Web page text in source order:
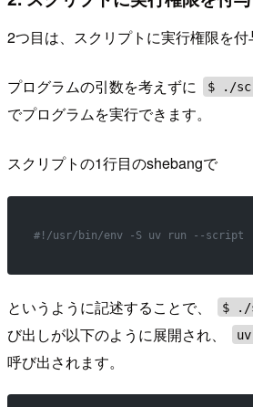
2つ目は、スクリプトに実行権限を付
プログラムの引数を考えずに $ ./
でプログラムを実行できます。
スクリプトの1行目のshebangで
#!/usr/bin/env -S uv run --script
というように記述することで、 $ ./
び出しが以下のように展開され、
uv
呼び出されます。